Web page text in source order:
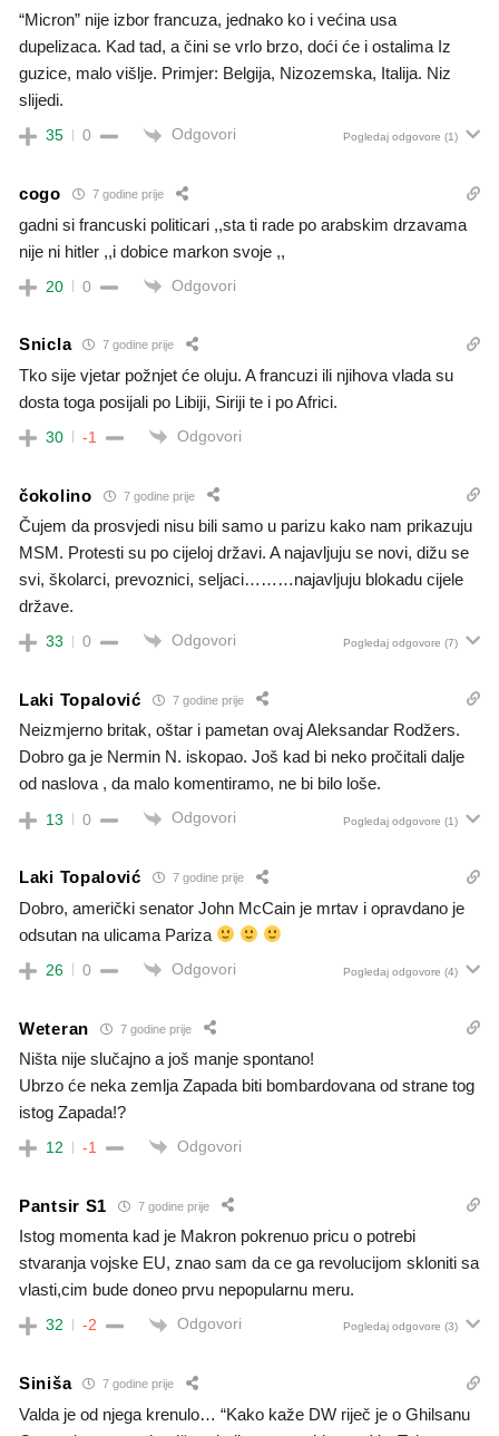
“Micron” nije izbor francuza, jednako ko i većina usa
dupelizaca. Kad tad, a čini se vrlo brzo, doći će i ostalima Iz
guzice, malo višlje. Primjer: Belgija, Nizozemska, Italija. Niz
slijedi.
35 0 Odgovori Pogledaj odgovore (1)
cogo 7 godine prije
gadni si francuski politicari ,,sta ti rade po arabskim drzavama
nije ni hitler ,,i dobice markon svoje ,,
20 0 Odgovori
Snicla 7 godine prije
Tko sije vjetar požnjet će oluju. A francuzi ili njihova vlada su
dosta toga posijali po Libiji, Siriji te i po Africi.
30 -1 Odgovori
čokolino 7 godine prije
Čujem da prosvjedi nisu bili samo u parizu kako nam prikazuju
MSM. Protesti su po cijeloj državi. A najavljuju se novi, dižu se
svi, školarci, prevoznici, seljaci………najavljuju blokadu cijele
države.
33 0 Odgovori Pogledaj odgovore (7)
Laki Topalović 7 godine prije
Neizmjerno britak, oštar i pametan ovaj Aleksandar Rodžers.
Dobro ga je Nermin N. iskopao. Još kad bi neko pročitali dalje
od naslova , da malo komentiramo, ne bi bilo loše.
13 0 Odgovori Pogledaj odgovore (1)
Laki Topalović 7 godine prije
Dobro, američki senator John McCain je mrtav i opravdano je
odsutan na ulicama Pariza
26 0 Odgovori Pogledaj odgovore (4)
Weteran 7 godine prije
Ništa nije slučajno a još manje spontano!
Ubrzo će neka zemlja Zapada biti bombardovana od strane tog
istog Zapada!?
12 -1 Odgovori
Pantsir S1 7 godine prije
Istog momenta kad je Makron pokrenuo pricu o potrebi
stvaranja vojske EU, znao sam da ce ga revolucijom skloniti sa
vlasti,cim bude doneo prvu nepopularnu meru.
32 -2 Odgovori Pogledaj odgovore (3)
Siniša 7 godine prije
Valda je od njega krenulo… “Kako kaže DW riječ je o Ghilsanu